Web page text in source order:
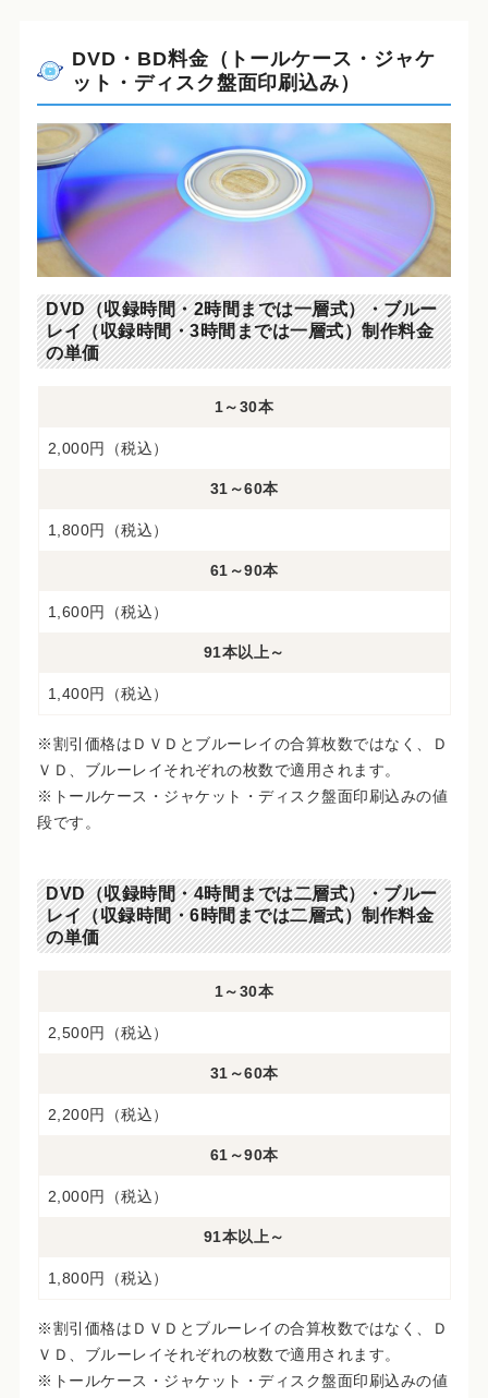
DVD・BD料金（トールケース・ジャケ
ット・ディスク盤面印刷込み）
DVD（収録時間・2時間までは一層式）・ブルー
レイ（収録時間・3時間までは一層式）制作料金
の単価
1～30本
2,000円（税込）
31～60本
1,800円（税込）
61～90本
1,600円（税込）
91本以上～
1,400円（税込）
※割引価格はＤＶＤとブルーレイの合算枚数ではなく、Ｄ
ＶＤ、ブルーレイそれぞれの枚数で適用されます。
※トールケース・ジャケット・ディスク盤面印刷込みの値
段です。
DVD（収録時間・4時間までは二層式）・ブルー
レイ（収録時間・6時間までは二層式）制作料金
の単価
1～30本
2,500円（税込）
31～60本
2,200円（税込）
61～90本
2,000円（税込）
91本以上～
1,800円（税込）
※割引価格はＤＶＤとブルーレイの合算枚数ではなく、Ｄ
ＶＤ、ブルーレイそれぞれの枚数で適用されます。
※トールケース・ジャケット・ディスク盤面印刷込みの値